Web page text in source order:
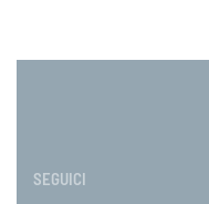
SEGUICI